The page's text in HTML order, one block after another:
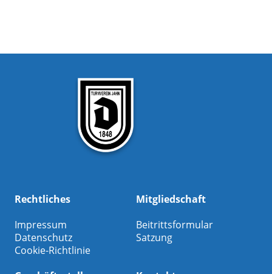
Rechtliches
Impressum
Datenschutz
Cookie-Richtlinie
Mitgliedschaft
Beitrittsformular
Satzung